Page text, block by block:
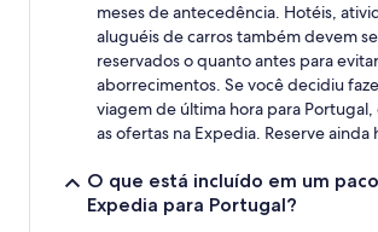
meses de antecedência. Hotéis,
aluguéis de carros também devem
reservados o quanto antes para evitar
aborrecimentos. Se você decidiu
viagem de última hora para Portugal,
as ofertas na Expedia. Reserve ainda
O que está incluído em um
Expedia para Portugal?